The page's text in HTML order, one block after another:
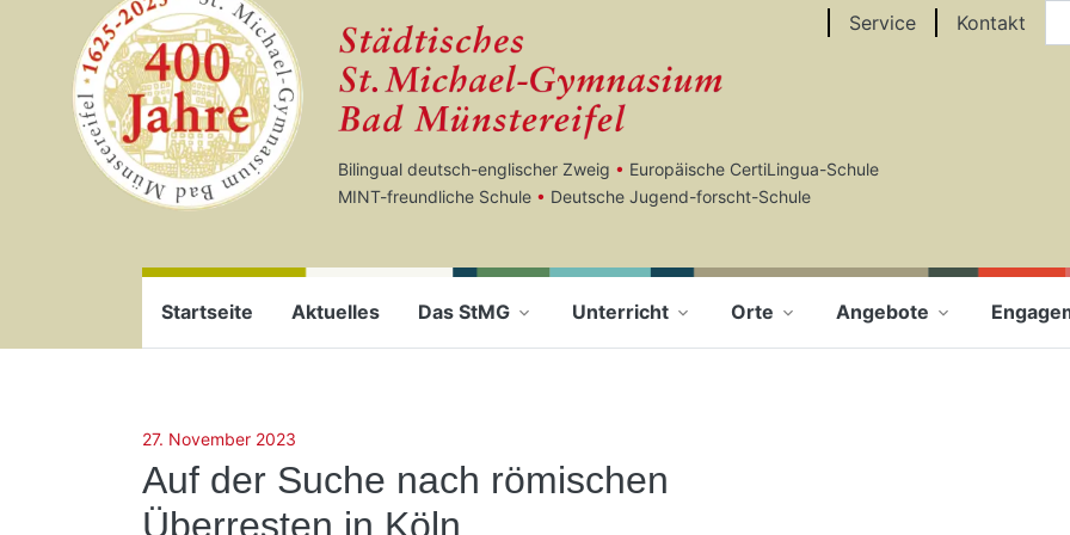
Zum Seiteninhalt springen
Bilingual deutsch-englischer Zweig • Europäische CertiLingua-Schule
MINT-freundliche Schule • Deutsche Jugend-forscht-Schule
Startseite Aktuelles Das StMG Unterricht Orte Angebote
Service Kontakt
27. November 2023
Auf der Suche nach römischen
Überresten in Köln